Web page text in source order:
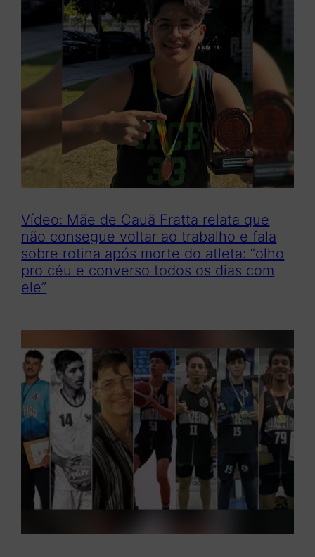
Vídeo: Mãe de Cauã Fratta relata que
não consegue voltar ao trabalho e fala
sobre rotina após morte do atleta: “olho
pro céu e converso todos os dias com
ele”